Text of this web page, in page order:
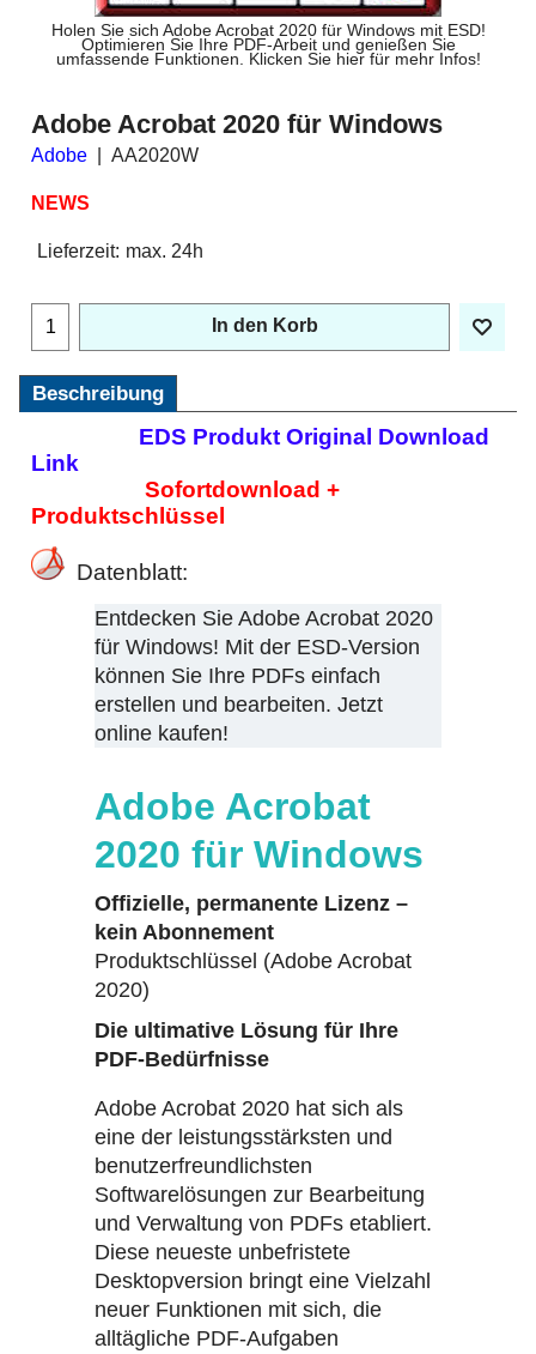
Holen Sie sich Adobe Acrobat 2020 für Windows mit ESD!
Optimieren Sie Ihre PDF-Arbeit und genießen Sie
umfassende Funktionen. Klicken Sie hier für mehr Infos!
Adobe Acrobat 2020 für Windows
Adobe AA2020W
NEWS
Lieferzeit: max. 24h
In den Korb
Beschreibung
EDS Produkt Original Download
Link
Sofortdownload +
Produktschlüssel
Datenblatt:
Entdecken Sie Adobe Acrobat 2020
für Windows! Mit der ESD-Version
können Sie Ihre PDFs einfach
erstellen und bearbeiten. Jetzt
online kaufen!
Adobe Acrobat
2020 für Windows
Offizielle, permanente Lizenz –
kein Abonnement
Produktschlüssel (Adobe Acrobat
2020)
Die ultimative Lösung für Ihre
PDF-Bedürfnisse
Adobe Acrobat 2020 hat sich als
eine der leistungsstärksten und
benutzerfreundlichsten
Softwarelösungen zur Bearbeitung
und Verwaltung von PDFs etabliert.
Diese neueste unbefristete
Desktopversion bringt eine Vielzahl
neuer Funktionen mit sich, die
alltägliche PDF-Aufgaben